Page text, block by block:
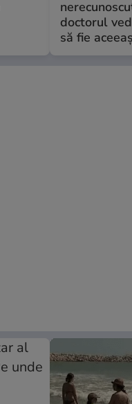
doctorul
să fie